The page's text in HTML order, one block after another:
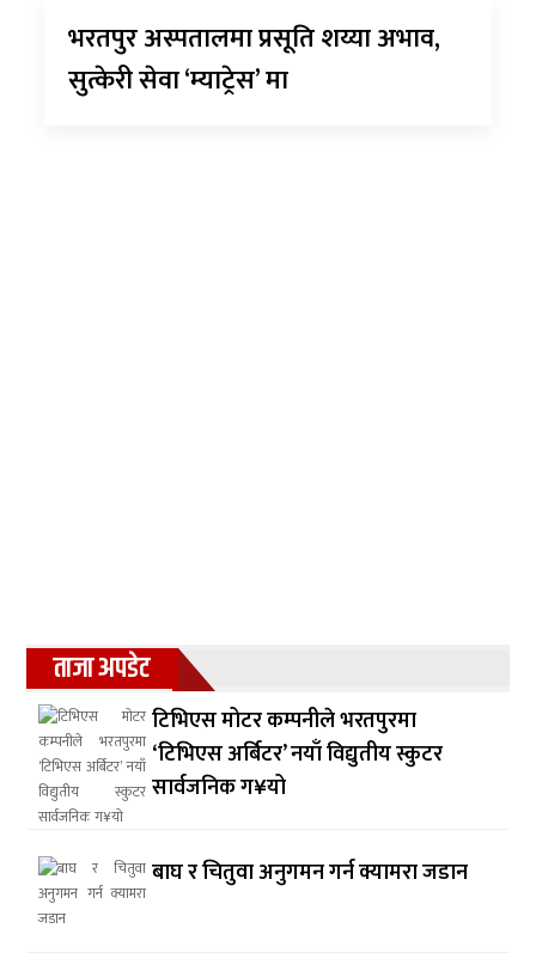
भरतपुर अस्पतालमा प्रसूति शय्या अभाव,
सुत्केरी सेवा ‘म्याट्रेस’ मा
ताजा अपडेट
टिभिएस मोटर कम्पनीले भरतपुरमा
‘टिभिएस अर्बिटर’ नयाँ विद्युतीय स्कुटर
सार्वजनिक ग¥यो
बाघ र चितुवा अनुगमन गर्न क्यामरा जडान